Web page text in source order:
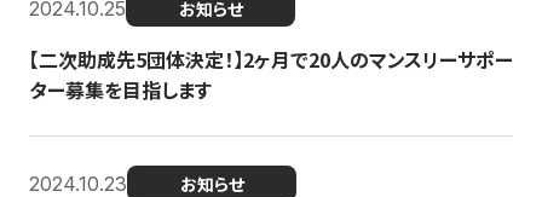
2024.10.25 お知らせ
【二次助成先5団体決定！】2ヶ月で20人のマンスリーサポー
ター募集を目指します
2024.10.23 お知らせ